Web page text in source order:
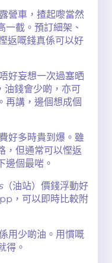
營車，揸起嚟當然
一截。預訂細架、
嘅錢真係可以好
好妄想一次過塞晒
油錢會少啲，亦可
再講，邊個想成個
好多時貴到爆。雖
，但通常可以慳返
邊個最啱。
（油站）價錢浮動好
，可以即時比較附
用少啲油。用慣嘅
得。